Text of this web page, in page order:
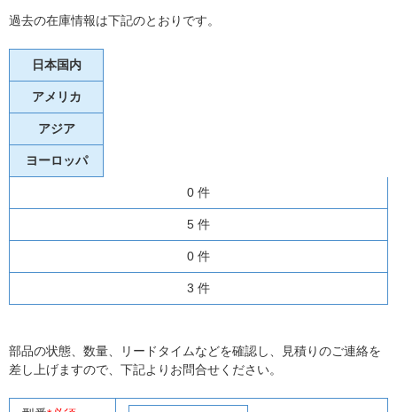
過去の在庫情報は下記のとおりです。
日本国内
アメリカ
アジア
ヨーロッパ
0 件
5 件
0 件
3 件
部品の状態、数量、リードタイムなどを確認し、見積りのご連絡を
差し上げますので、下記よりお問合せください。